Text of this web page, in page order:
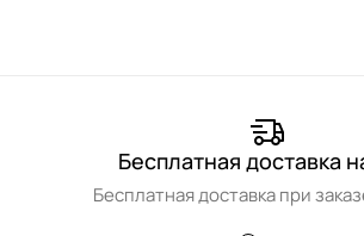
Бесплатная доставка
Бесплатная доставка при